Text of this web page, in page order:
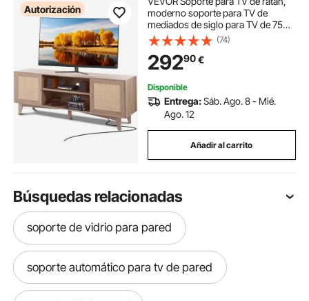
Autorización
moderno soporte para TV de
mediados de siglo para TV de 75
pulgadas, mueble para TV de ratán
bohemio con enchufe incorporado
y puertos USB, estantes ajustables
para sala de estar, sala multimedia,
roble
(74)
29290€
Disponible
Entrega:Sáb. Ago. 8 - Mié.
Ago. 12
Añadir al carrito
Búsquedas relacionadas
soporte de vidrio para pared
soporte automático para tv de pared